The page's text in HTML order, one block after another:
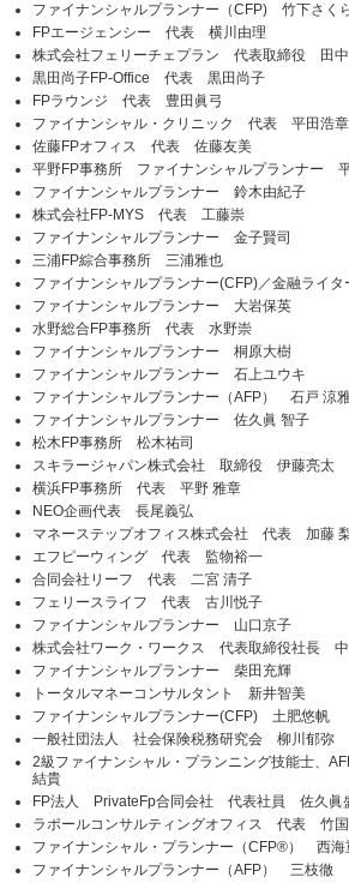
ファイナンシャルプランナー（CFP) 竹下さく
FPエージェンシー 代表 横川由理
株式会社フェリーチェプラン 代表取締役 田
黒田尚子FP-Office 代表 黒田尚子
FPラウンジ 代表 豊田眞弓
ファイナンシャル・クリニック 代表 平田浩章
佐藤FPオフィス 代表 佐藤友美
平野FP事務所 ファイナンシャルプランナー
ファイナンシャルプランナー 鈴木由紀子
株式会社FP-MYS 代表 工藤崇
ファイナンシャルプランナー 金子賢司
三浦FP綜合事務所 三浦雅也
ファイナンシャルプランナー(CFP)／金融ライ
ファイナンシャルプランナー 大岩保英
水野総合FP事務所 代表 水野崇
ファイナンシャルプランナー 桐原大樹
ファイナンシャルプランナー 石上ユウキ
ファイナンシャルプランナー（AFP） 石戸 涼
ファイナンシャルプランナー 佐久眞 智子
松木FP事務所 松木祐司
スキラージャパン株式会社 取締役 伊藤亮太
横浜FP事務所 代表 平野 雅章
NEO企画代表 長尾義弘
マネーステップオフィス株式会社 代表 加藤
エフピーウィング 代表 監物裕一
合同会社リーフ 代表 二宮 清子
フェリースライフ 代表 古川悦子
ファイナンシャルプランナー 山口京子
株式会社ワーク・ワークス 代表取締役社長
ファイナンシャルプランナー 柴田充輝
トータルマネーコンサルタント 新井智美
ファイナンシャルプランナー(CFP) 土肥悠帆
一般社団法人 社会保険税務研究会 柳川郁弥
2級ファイナンシャル・プランニング技能士、
結貴
FP法人 PrivateFp合同会社 代表社員 佐久眞
ラポールコンサルティングオフィス 代表 竹
ファイナンシャル・プランナー（CFP®） 西海
ファイナンシャルプランナー（AFP） 三枝徹